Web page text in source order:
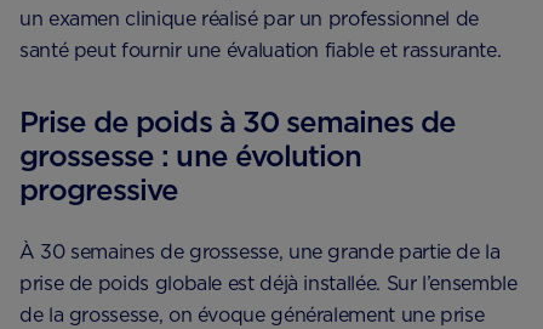
un examen clinique réalisé par un professionnel de
santé peut fournir une évaluation fiable et rassurante.
Prise de poids à 30 semaines de
grossesse : une évolution
progressive
À 30 semaines de grossesse, une grande partie de la
prise de poids globale est déjà installée. Sur l’ensemble
de la grossesse, on évoque généralement une prise